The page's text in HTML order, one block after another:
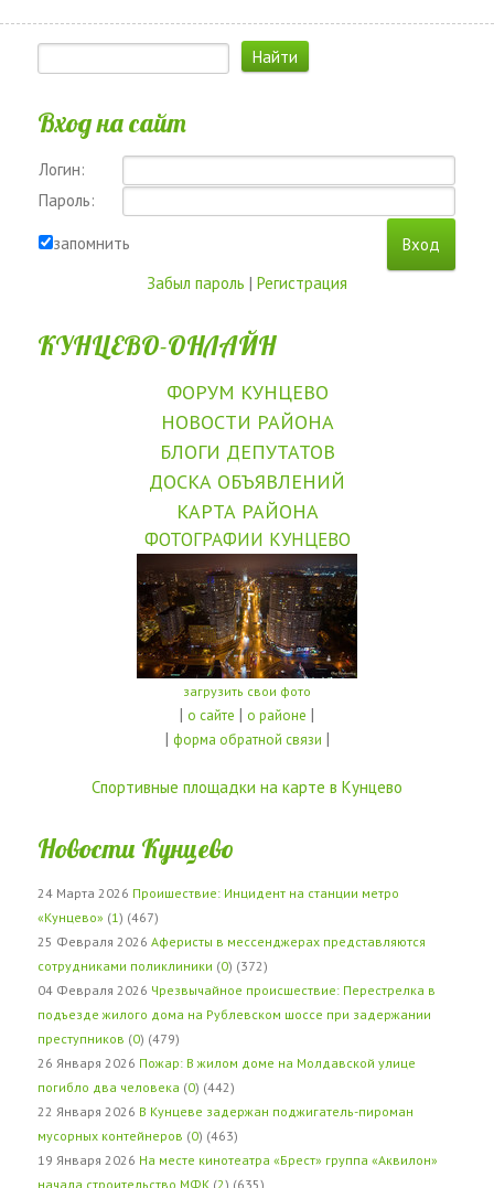
Вход на сайт
Логин:
Пароль:
запомнить
Забыл пароль | Регистрация
КУНЦЕВО-ОНЛАЙН
ФОРУМ КУНЦЕВО
НОВОСТИ РАЙОНА
БЛОГИ ДЕПУТАТОВ
ДОСКА ОБЪЯВЛЕНИЙ
КАРТА РАЙОНА
ФОТОГРАФИИ КУНЦЕВО
загрузить свои фото
| о сайте | о районе |
| форма обратной связи |
Спортивные площадки на карте в Кунцево
Новости Кунцево
24 Марта 2026 Проишествие: Инцидент на станции метро
«Кунцево» (1 ) (467)
25 Февраля 2026 Аферисты в мессенджерах представляются
сотрудниками поликлиники (0) (372)
04 Февраля 2026 Чрезвычайное происшествие: Перестрелка в
подъезде жилого дома на Рублевском шоссе при задержании
преступников (0) (479)
26 Января 2026 Пожар: В жилом доме на Молдавской улице
погибло два человека (0) (442)
22 Января 2026 В Кунцеве задержан поджигатель-пироман
мусорных контейнеров (0) (463)
19 Января 2026 На месте кинотеатра «Брест» группа «Аквилон»
начала строительство МФК (2) (635)